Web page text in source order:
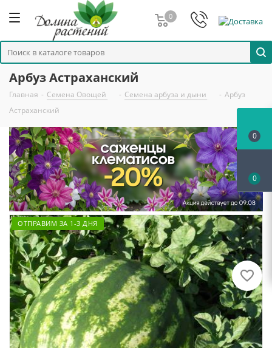
0
Арбуз Астраханский
Главная - Семена Овощей - Семена арбуза и дыни - Арбуз
Астраханский
ОТПРАВИМ ЗА 1-3 ДНЯ
0
0